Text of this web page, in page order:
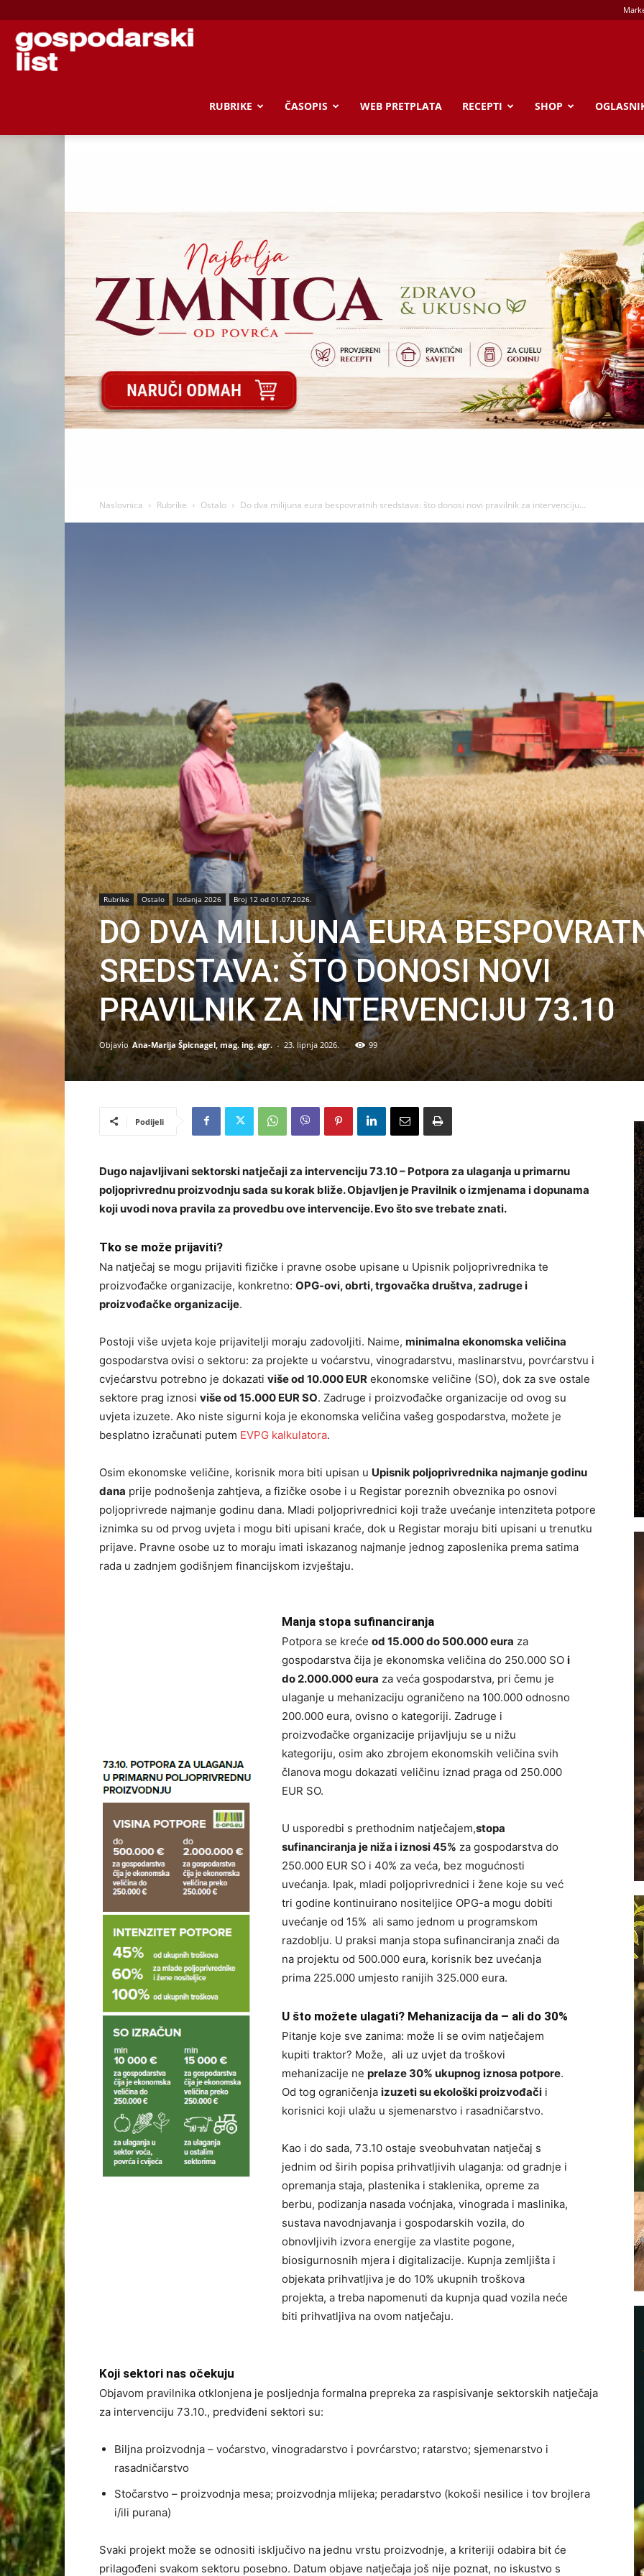
Gospodarski
RUBRIKE ČASOPIS WEB PRETPLATA RECEPTI SHOP
Naslovnica Rubrike Ostalo Do dva milijuna eura bespovratnih sredstava: što donosi novi pravilnik za intervenciju...
Rubrike Ostalo Izdanja 2026 Broj 12 od 01.07.2026.
DO DVA MILIJUNA EURA
SREDSTAVA: ŠTO DONOSI NOVI
PRAVILNIK ZA INTERVENCIJU 73.10
Objavio Ana-Marija Špicnagel, mag. ing. agr. - 23. lipnja 2026. 99
Podijeli
Dugo najavljivani sektorski natječaji za intervenciju 73.10 – Potpora za ulaganja u primarnu
poljoprivrednu proizvodnju sada su korak bliže. Objavljen je Pravilnik o izmjenama i dopunama
koji uvodi nova pravila za provedbu ove intervencije. Evo što sve trebate znati.
Tko se može prijaviti?
Na natječaj se mogu prijaviti fizičke i pravne osobe upisane u Upisnik poljoprivrednika te
proizvođačke organizacije, konkretno: OPG-ovi, obrti, trgovačka društva, zadruge i
proizvođačke organizacije.
Postoji više uvjeta koje prijavitelji moraju zadovoljiti. Naime, minimalna ekonomska veličina
gospodarstva ovisi o sektoru: za projekte u voćarstvu, vinogradarstvu, maslinarstvu, povrćarstvu i
cvjećarstvu potrebno je dokazati više od 10.000 EUR ekonomske veličine (SO), dok za sve ostale
sektore prag iznosi više od 15.000 EUR SO. Zadruge i proizvođačke organizacije od ovog su
uvjeta izuzete. Ako niste sigurni koja je ekonomska veličina vašeg gospodarstva, možete je
besplatno izračunati putem EVPG kalkulatora.
Osim ekonomske veličine, korisnik mora biti upisan u Upisnik poljoprivrednika najmanje godinu
dana prije podnošenja zahtjeva, a fizičke osobe i u Registar poreznih obveznika po osnovi
poljoprivrede najmanje godinu dana. Mladi poljoprivrednici koji traže uvećanje intenziteta potpore
iznimka su od prvog uvjeta i mogu biti upisani kraće, dok u Registar moraju biti upisani u trenutku
prijave. Pravne osobe uz to moraju imati iskazanog najmanje jednog zaposlenika prema satima
rada u zadnjem godišnjem financijskom izvještaju.
Manja stopa sufinanciranja
Potpora se krećeod 15.000 do 500.000 eura za
gospodarstva čija je ekonomska veličina do 250.000 SOi
do 2.000.000 eura za veća gospodarstva, pri čemu je
ulaganje u mehanizaciju ograničeno na 100.000 odnosno
200.000 eura, ovisno o kategoriji. Zadruge i
proizvođačke organizacije prijavljuju se u nižu
kategoriju, osim ako zbrojem ekonomskih veličina svih
članova mogu dokazati veličinu iznad praga od 250.000
EUR SO.
U usporedbi s prethodnim natječajem,stopa
sufinanciranja je niža i iznosi 45% za gospodarstva do
250.000 EUR SO i 40% za veća, bez mogućnosti
uvećanja. Ipak, mladi poljoprivrednici i žene koje su već
tri godine kontinuirano nositeljice OPG-a mogu dobiti
uvećanje od 15% ali samo jednom u programskom
razdoblju. U praksi manja stopa sufinanciranja znači da
na projektu od 500.000 eura, korisnik bez uvećanja
prima 225.000 umjesto ranijih 325.000 eura.
U što možete ulagati? Mehanizacija da – ali do 30%
Pitanje koje sve zanima: može li se ovim natječajem
kupiti traktor? Može, ali uz uvjet da troškovi
mehanizacije neprelaze 30% ukupnog iznosa potpore.
Od tog ograničenjaizuzeti su ekološki proizvođači i
korisnici koji ulažu u sjemenarstvo i rasadničarstvo.
Kao i do sada, 73.10 ostaje sveobuhvatan natječaj s
jednim od širih popisa prihvatljivih ulaganja: od gradnje i
opremanja staja, plastenika i staklenika, opreme za
berbu, podizanja nasada voćnjaka, vinograda i maslinika,
sustava navodnjavanja i gospodarskih vozila, do
obnovljivih izvora energije za vlastite pogone,
biosigurnosnih mjera i digitalizacije. Kupnja zemljišta i
objekata prihvatljiva je do 10% ukupnih troškova
projekta, a treba napomenuti da kupnja quad vozila neće
biti prihvatljiva na ovom natječaju.
Koji sektori nas očekuju
Objavom pravilnika otklonjena je posljednja formalna prepreka za raspisivanje sektorskih natječaja
za intervenciju 73.10., predviđeni sektori su:
Biljna proizvodnja – voćarstvo, vinogradarstvo i povrćarstvo; ratarstvo; sjemenarstvo i
rasadničarstvo
Stočarstvo – proizvodnja mesa; proizvodnja mlijeka; peradarstvo (kokoši nesilice i tov brojlera
i/ili purana)
Svaki projekt može se odnositi isključivo na jednu vrstu proiz­vodnje, a kriteriji odabira bit će
prilagođeni svakom sektoru posebno. Datum objave natječaja još nije poznat, no iskustvo s